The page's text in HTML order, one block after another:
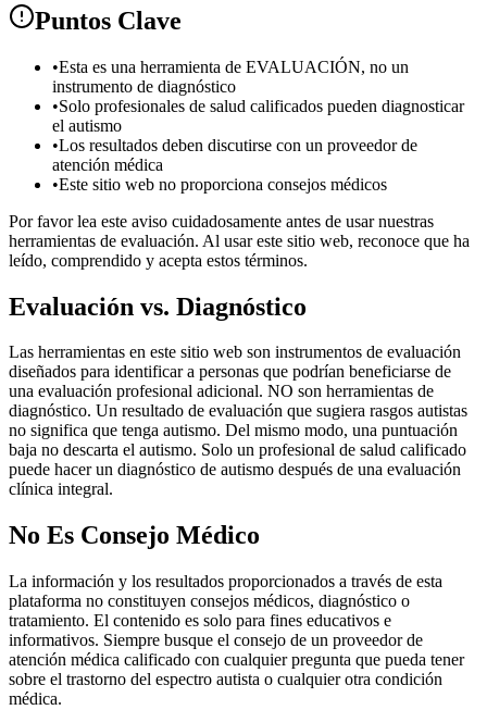
Puntos Clave
•Esta es una herramienta de EVALUACIÓN, no un
instrumento de diagnóstico
•Solo profesionales de salud calificados pueden diagnosticar
el autismo
•Los resultados deben discutirse con un proveedor de
atención médica
•Este sitio web no proporciona consejos médicos
Por favor lea este aviso cuidadosamente antes de usar nuestras
herramientas de evaluación. Al usar este sitio web, reconoce que ha
leído, comprendido y acepta estos términos.
Evaluación vs. Diagnóstico
Las herramientas en este sitio web son instrumentos de evaluación
diseñados para identificar a personas que podrían beneficiarse de
una evaluación profesional adicional. NO son herramientas de
diagnóstico. Un resultado de evaluación que sugiera rasgos autistas
no significa que tenga autismo. Del mismo modo, una puntuación
baja no descarta el autismo. Solo un profesional de salud calificado
puede hacer un diagnóstico de autismo después de una evaluación
clínica integral.
No Es Consejo Médico
La información y los resultados proporcionados a través de esta
plataforma no constituyen consejos médicos, diagnóstico o
tratamiento. El contenido es solo para fines educativos e
informativos. Siempre busque el consejo de un proveedor de
atención médica calificado con cualquier pregunta que pueda tener
sobre el trastorno del espectro autista o cualquier otra condición
médica.